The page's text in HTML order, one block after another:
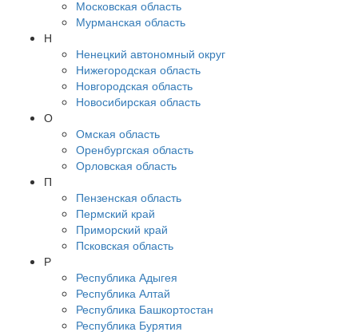
Московская область
Мурманская область
Н
Ненецкий автономный округ
Нижегородская область
Новгородская область
Новосибирская область
О
Омская область
Оренбургская область
Орловская область
П
Пензенская область
Пермский край
Приморский край
Псковская область
Р
Республика Адыгея
Республика Алтай
Республика Башкортостан
Республика Бурятия